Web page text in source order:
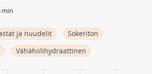
min
ja nuudelit
Sokeriton
Vähähiilihydraattinen